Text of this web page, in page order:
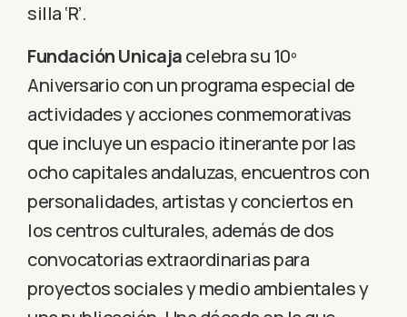
silla ‘R’.
Fundación Unicajacelebra su 10º
Aniversario con un programa especial de
actividades y acciones conmemorativas
que incluye un espacio itinerante por las
ocho capitales andaluzas, encuentros con
personalidades, artistas y conciertos en
los centros culturales, además de dos
convocatorias extraordinarias para
proyectos sociales y medio ambientales y